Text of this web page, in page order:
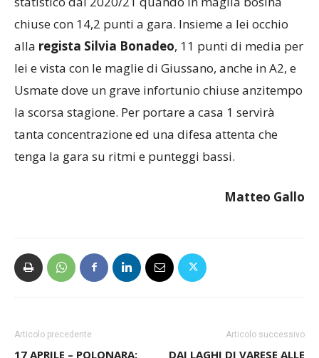
chiuse con 14,2 punti a gara. Insieme a lei occhio
alla regista Silvia Bonadeo, 11 punti di media per
lei e vista con le maglie di Giussano, anche in A2, e
Usmate dove un grave infortunio chiuse anzitempo
la scorsa stagione. Per portare a casa 1 servirà
tanta concentrazione ed una difesa attenta che
tenga la gara su ritmi e punteggi bassi.
Matteo Gallo
Articolo precedente
17 APRILE – POLONARA:
Articolo successivo
DAI LAGHI DI VARESE ALLE